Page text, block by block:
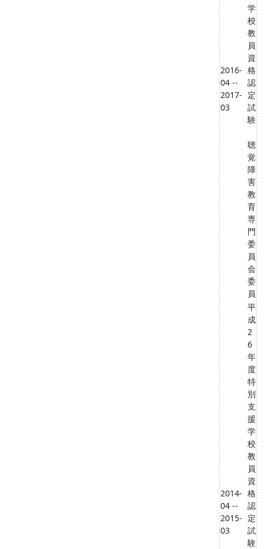
2016-
04 --
2017-
03
学
校
教
員
資
格
認
定
試
験
聴
覚
障
害
教
育
専
門
委
員
会
委
員
2014-
04 --
2015-
03
平
成
2
6
年
度
特
別
支
援
学
校
教
員
資
格
認
定
試
験